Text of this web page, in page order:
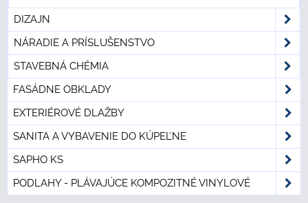
DIZAJN
NÁRADIE A PRÍSLUŠENSTVO
STAVEBNÁ CHÉMIA
FASÁDNE OBKLADY
EXTERIÉROVÉ DLAŽBY
SANITA A VYBAVENIE DO KÚPEĽNE
SAPHO KS
PODLAHY - PLÁVAJÚCE KOMPOZITNÉ VINYLOVÉ